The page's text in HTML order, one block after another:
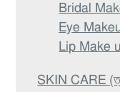
Bridal
Eye
Lip Make
SKIN CARE